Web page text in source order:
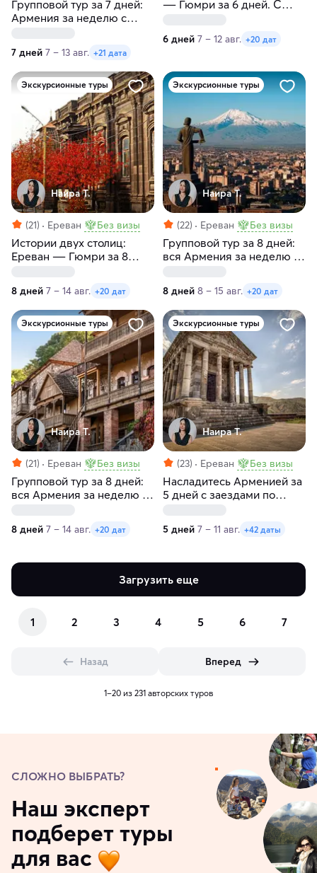
Групповой тур за 7 дней:
Армения за неделю с
четвергам. Без
проживания
7 дней 7 – 13 авг. +21 дата
― Гюмри за 6 дней. С
средам
6 дней 7 – 12 авг. +20 дат
Экскурсионные туры
Наира Т.
(21) Ереван Без визы
Истории двух столиц:
Ереван ― Гюмри за 8
пятницам
8 дней 7 – 14 авг. +20 дат
Экскурсионные туры
Наира Т.
(22) Ереван Без визы
Групповой тур за 8 дней:
вся Армения за неделю с
8 дней 8 – 15 авг. +20 дат
Экскурсионные туры
Наира Т.
(21) Ереван Без визы
Групповой тур за 8 дней:
вся Армения за неделю с
8 дней 7 – 14 авг. +20 дат
Экскурсионные туры
Наира Т.
(23) Ереван Без визы
Насладитесь Арменией за
5 дней с заездами по
5 дней 7 – 11 авг. +42 даты
Загрузить еще
1 2 3 4 5 6 7
Назад Вперед
1–20 из 231 авторских туров
СЛОЖНО ВЫБРАТЬ?
Наш эксперт
подберет туры
для вас